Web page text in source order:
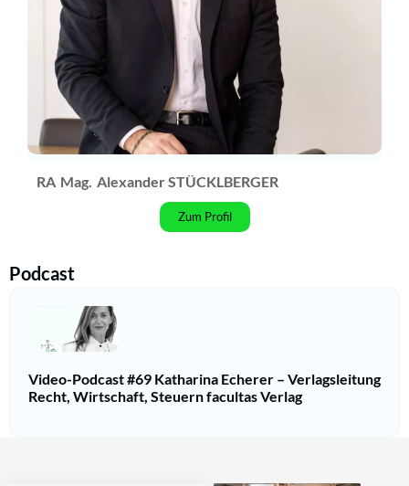
RA Mag. Alexander STÜCKLBERGER
Zum Profil
Podcast
Video-Podcast #69 Katharina Echerer – Verlagsleitung
Recht, Wirtschaft, Steuern facultas Verlag